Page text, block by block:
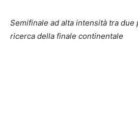
Semifinale ad alta intensità tra
ricerca della finale continentale